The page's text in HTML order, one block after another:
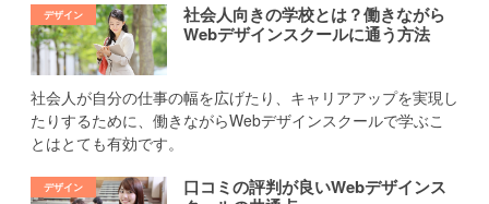
社会人向きの学校とは？働きながら
Webデザインスクールに通う方法
社会人が自分の仕事の幅を広げたり、キャリアアップを実現し
たりするために、働きながらWebデザインスクールで学ぶこ
とはとても有効です。
口コミの評判が良いWebデザインス